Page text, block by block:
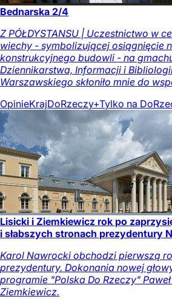
Bednarska 2/4
Z PÓŁDYSTANSU | Uczestnictwo w
wiechy - symbolizującej osiągnięcie
konstrukcyjnego budowli - na
Dziennikarstwa, Informacji i
Warszawskiego skłoniło mnie do
OpinieKrajDoRzeczy+Tylko na
Lisicki i Ziemkiewicz rok po
i słabszych stronach prezydentury
Karol Nawrocki obchodzi pierwszą
prezydentury. Dokonania nowej
programie "Polska Do Rzeczy"
Ziemkiewicz.